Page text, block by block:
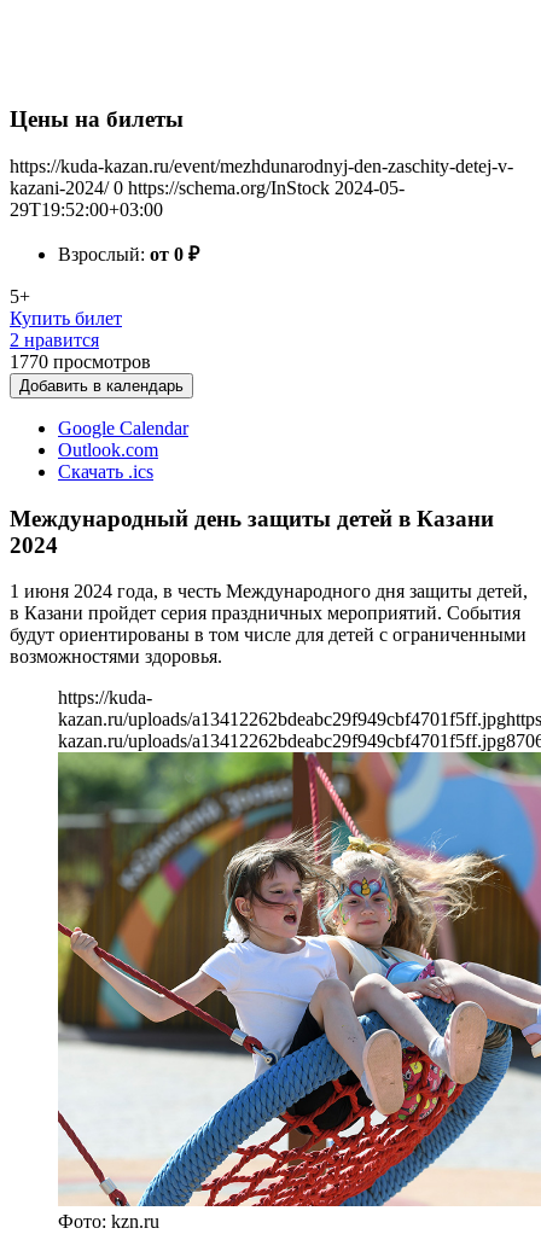
Цены на билеты
https://kuda-kazan.ru/event/mezhdunarodnyj-den-zaschity-detej-v-
kazani-2024/ 0 https://schema.org/InStock 2024-05-
29T19:52:00+03:00
Взрослый: от 0 ₽
5+
Купить билет
2 нравится
1770 просмотров
Добавить в календарь
Google Calendar
Outlook.com
Скачать .ics
Международный день защиты детей в Казани
2024
1 июня 2024 года, в честь Международного дня защиты детей,
в Казани пройдет серия праздничных мероприятий. События
будут ориентированы в том числе для детей с ограниченными
возможностями здоровья.
https://kuda-
kazan.ru/uploads/a13412262bdeabc29f949cbf4701f5ff.jpg
kazan.ru/uploads/a13412262bdeabc29f949cbf4701f5ff.jpg870
Фото: kzn.ru